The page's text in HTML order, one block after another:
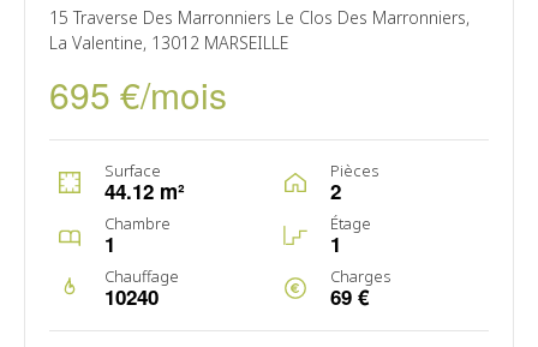
15 Traverse Des Marronniers Le Clos Des Marronniers,
La Valentine, 13012 MARSEILLE
695 €/mois
Surface
44.12 m²
Pièces
2
Chambre
1
Étage
1
Chauffage
10240
Charges
69 €